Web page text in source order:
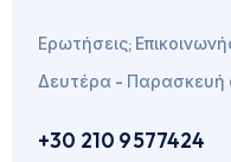
Ερωτήσεις;
Δευτέρα - Παρασκευή
+30 210 9577424